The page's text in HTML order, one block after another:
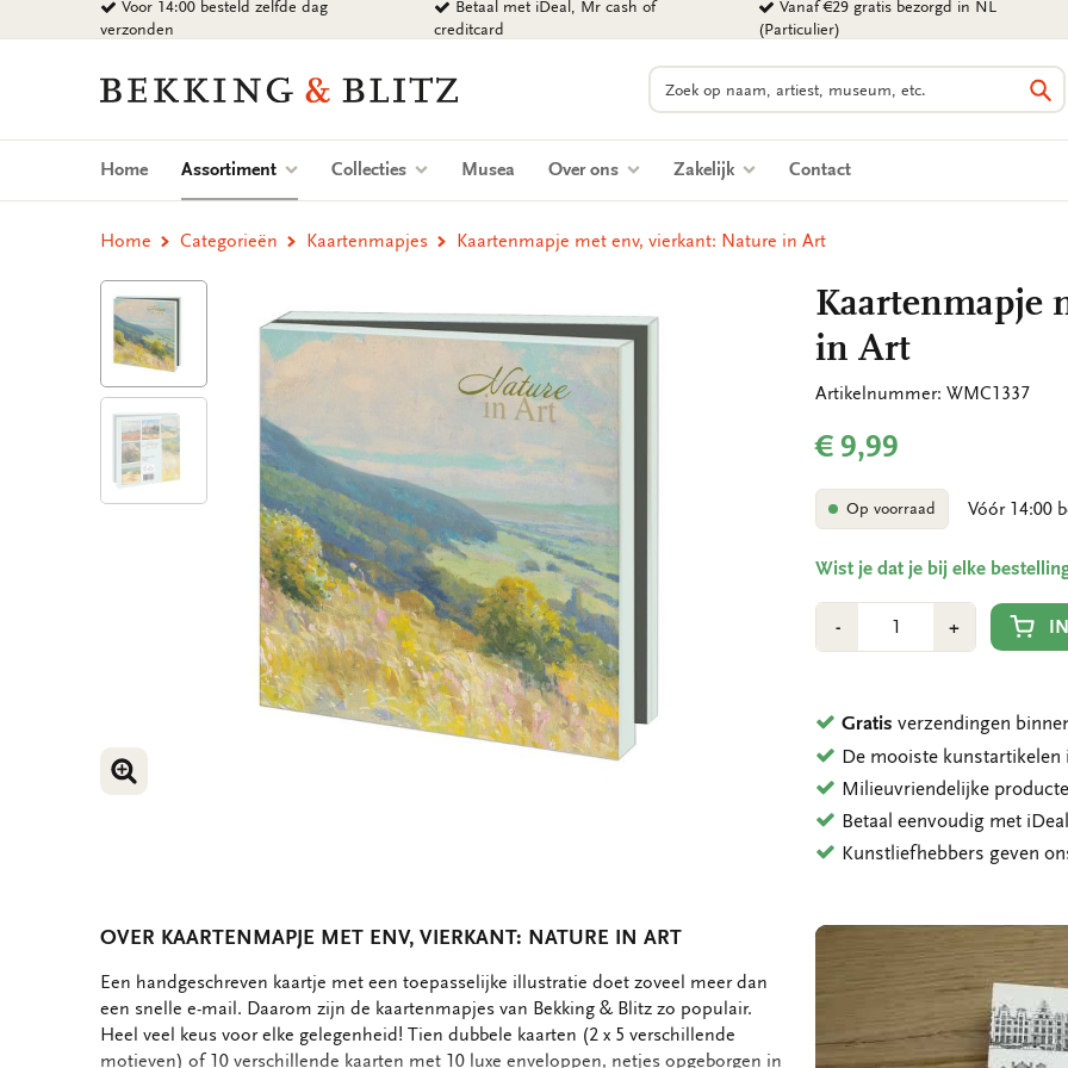
naar
Voor 14:00 besteld zelfde dag
verzonden
Betaal met iDeal, Mr cash of
creditcard
Vanaf €29 gratis bezorgd in NL
(Particulier)
Bekking
Blitz
Uitgevers
Zoeken
Home Assortiment (current)Collecties Musea Over ons Zakelijk Contact
Home Categorieën Kaartenmapjes Kaartenmapje met env, vierkant: Nature in Art
VERGROOT AFBEELDING
VERGROOT AFBEELDING
Kaartenmapje
in Art
Artikelnummer: WMC1337
€ 9,99
Op voorraad Vóór 14:00
Wist je dat je bij elke
-Min
1
+Plus
1
Gratis verzendingen
De mooiste
Milieuvriendelijke
Betaal eenvoudig met
Kunstliefhebbers geven
OVER KAARTENMAPJE MET ENV, VIERKANT: NATURE IN ART
OMSCHRIJVING
Een handgeschreven kaartje met een toepasselijke illustratie doet zoveel meer dan
een snelle e-mail. Daarom zijn de kaartenmapjes van Bekking & Blitz zo populair.
Heel veel keus voor elke gelegenheid! Tien dubbele kaarten (2 x 5 verschillende
motieven) of 10 verschillende kaarten met 10 luxe enveloppen, netjes opgeborgen in